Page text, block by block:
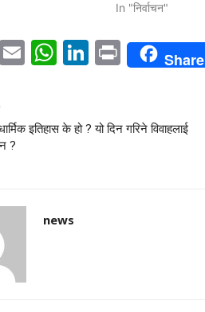
In "निर्वाचन"
Twitter
EmailWhatsApp
LinkedIn
PrintShare
इतिहास के हो ? यो दिन गरिने विवाहलाई
?
news